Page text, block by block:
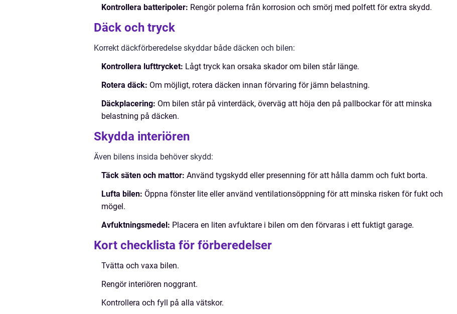
Kontrollera batteripoler: Rengör polerna från korrosion och smörj med polfett för extra skydd.
Däck och tryck
Korrekt däckförberedelse skyddar både däcken och bilen:
Kontrollera lufttrycket: Lågt tryck kan orsaka skador om bilen står länge.
Rotera däck: Om möjligt, rotera däcken innan förvaring för jämn belastning.
Däckplacering: Om bilen står på vinterdäck, överväg att höja den på pallbockar för att minska
belastning på däcken.
Skydda interiören
Även bilens insida behöver skydd:
Täck säten och mattor: Använd tygskydd eller presenning för att hålla damm och fukt borta.
Lufta bilen: Öppna fönster lite eller använd ventilationsöppning för att minska risken för fukt och
mögel.
Avfuktningsmedel: Placera en liten avfuktare i bilen om den förvaras i ett fuktigt garage.
Kort checklista för förberedelser
Tvätta och vaxa bilen.
Rengör interiören noggrant.
Kontrollera och fyll på alla vätskor.